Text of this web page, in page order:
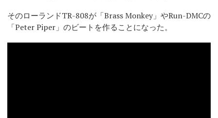
そのローランドTR-808が「Brass Monkey」やRun-DMCの
「Peter Piper」のビートを作ることになった。